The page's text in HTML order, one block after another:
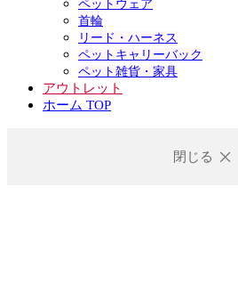
ペットウェア
首輪
リード・ハーネス
ペットキャリーバック
ペット雑貨・家具
アウトレット
ホーム TOP
閉じる